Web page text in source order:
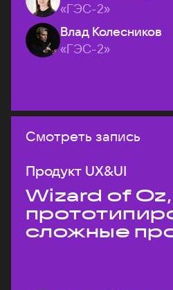
«ГЭС-2»
Влад Колесников
«ГЭС-2»
Смотреть запись
Продукт UX&UI
Wizard of
сложные